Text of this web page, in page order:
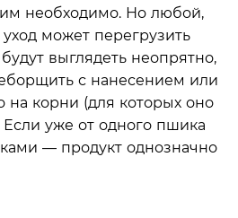
необходимо. Но любой,
может перегрузить
выглядеть неопрятно,
с нанесением или
на корни (для которых оно
уже от одного пшика
— продукт однозначно